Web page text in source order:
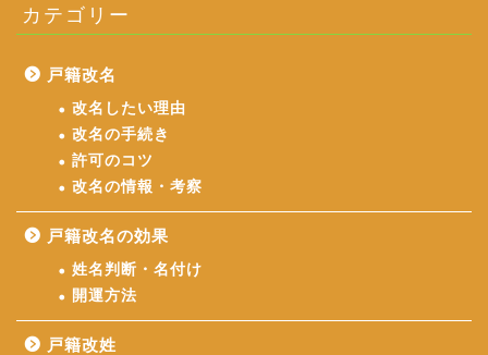
カテゴリー
戸籍改名
改名したい理由
改名の手続き
許可のコツ
改名の情報・考察
戸籍改名の効果
姓名判断・名付け
開運方法
戸籍改姓